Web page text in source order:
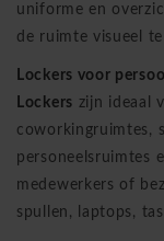
uniforme en
de ruimte visueel
Lockers voor
Lockers zijn ideaal
coworkingruimtes,
personeelsruimtes
medewerkers of
spullen, laptops,